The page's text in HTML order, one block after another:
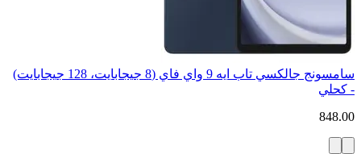
سامسونج جالكسي تاب ايه 9 واي فاي (8 جيجابايت، 128 جيجابايت)
- كحلي
848.00